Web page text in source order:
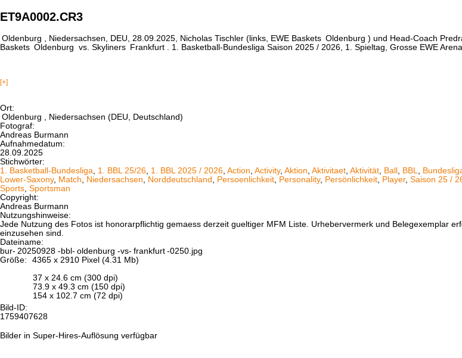
ET9A0002.CR3
Oldenburg , Niedersachsen, DEU, 28.09.2025, Nicholas Tischler (links, EWE Baskets Oldenburg ) und Head-Coach
Baskets Oldenburg vs. Skyliners Frankfurt . 1. Basketball-Bundesliga Saison 2025 / 2026, 1. Spieltag, Grosse EWE
[+]
Ort:
Oldenburg
, Niedersachsen (DEU, Deutschland)
Fotograf:
Andreas Burmann
Aufnahmedatum:
28.09.2025
Stichwörter:
1. Basketball-Bundesliga
1. BBL 25/26 1. BBL 2025 / 2026 Action Activity, Aktion Aktivitaet Aktivität Ball BBL
Lower-Saxony, Match Niedersachsen Norddeutschland Persoenlichkeit Personality, Persönlichkeit Player, Saison 25 /
Sports Sportsman
Copyright:
Andreas Burmann
Nutzungshinweise:
Jede Nutzung des Fotos ist honorarpflichtig gemaess derzeit gueltiger MFM Liste. Urhebervermerk und Belegexemplar
einzusehen sind.
Dateiname:
bur- 20250928 -bbl- oldenburg -vs- frankfurt -0250.jpg
Größe:
4365 x 2910 Pixel (4.31 Mb)
37 x 24.6 cm (300 dpi)
73.9 x 49.3 cm (150 dpi)
154 x 102.7 cm (72 dpi)
Bild-ID:
1759407628
Bilder in Super-Hires-Auflösung verfügbar